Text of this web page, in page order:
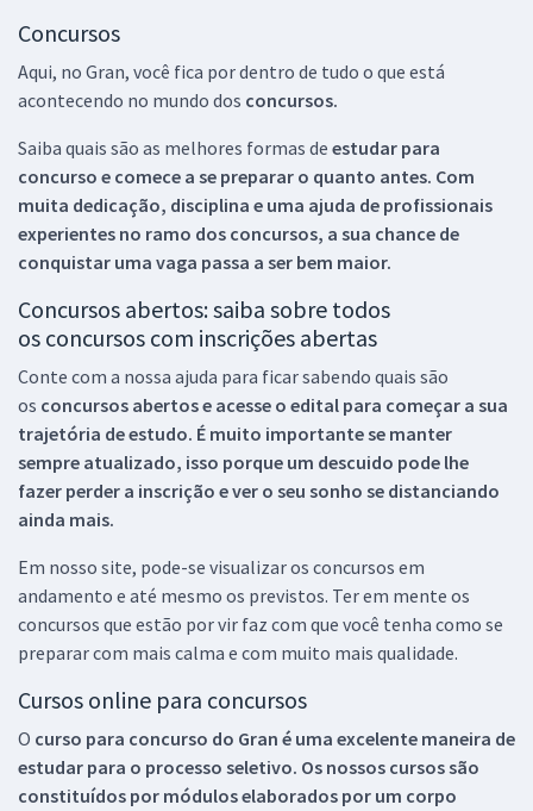
Concursos
Aqui, no Gran, você fica por dentro de tudo o que está
acontecendo no mundo dos concursos.
Saiba quais são as melhores formas de estudar para
concurso e comece a se preparar o quanto antes. Com
muita dedicação, disciplina e uma ajuda de profissionais
experientes no ramo dos concursos, a sua chance de
conquistar uma vaga passa a ser bem maior.
Concursos abertos: saiba sobre todos
os concursos com inscrições abertas
Conte com a nossa ajuda para ficar sabendo quais são
os concursos abertos e acesse o edital para começar a sua
trajetória de estudo. É muito importante se manter
sempre atualizado, isso porque um descuido pode lhe
fazer perder a inscrição e ver o seu sonho se distanciando
ainda mais.
Em nosso site, pode-se visualizar os concursos em
andamento e até mesmo os previstos. Ter em mente os
concursos que estão por vir faz com que você tenha como se
preparar com mais calma e com muito mais qualidade.
Cursos online para concursos
O curso para concurso do Gran é uma excelente maneira de
estudar para o processo seletivo. Os nossos cursos são
constituídos por módulos elaborados por um corpo